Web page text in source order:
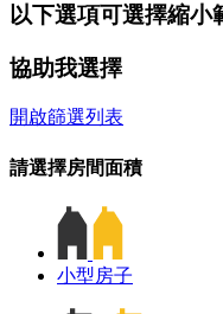
以下選項可選擇縮小
協助我選擇
開啟篩選列表
請選擇房間面積
小型房子